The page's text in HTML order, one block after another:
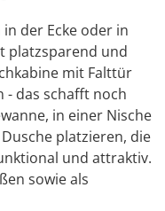
der Ecke oder in
platzsparend und
mit Falttür
- das schafft noch
in einer Nische
platzieren, die
und attraktiv.
sowie als